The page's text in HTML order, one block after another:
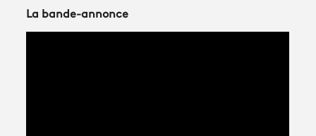
La bande-annonce